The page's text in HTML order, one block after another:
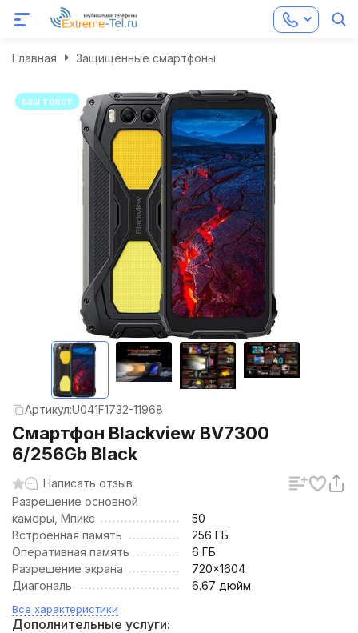
Главная Защищенные смартфоны
ваш текст
Артикул:U041F1732-11968
Смартфон Blackview BV7300
6/256Gb Black
Написать отзыв
Разрешение основной
камеры, Мпикс
50
Встроенная память
256 ГБ
Оперативная память
6 ГБ
Разрешение экрана
720x1604
Диагональ
6.67 дюйм
Все характеристики
Дополнительные услуги: